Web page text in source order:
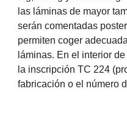
las láminas de mayor
serán comentadas
permiten coger
láminas. En el interior
la inscripción TC 224
fabricación o el número